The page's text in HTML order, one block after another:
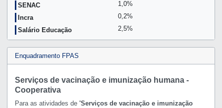
SENAC
1,0%
Incra
0,2%
Salário Educação
2,5%
Enquadramento FPAS
Serviços de vacinação e imunização humana -
Cooperativa
Para as atividades de 'Serviços de vacinação e imunização